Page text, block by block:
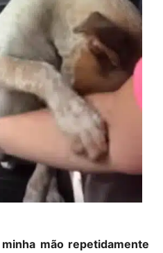
mão repetidamente